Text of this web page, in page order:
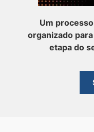
Um
organizado
etapa do